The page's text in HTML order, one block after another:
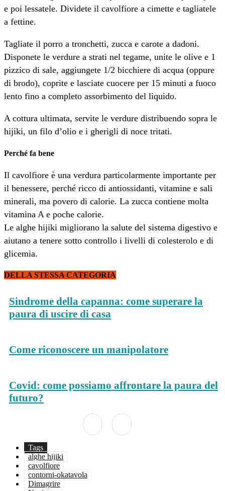
e poi lessatele. Dividete il cavolfiore a cimette e tagliatele
a fettine.
Tagliate il porro a tronchetti, zucca e carote a dadoni.
Disponete le verdure a strati nel tegame, unite le olive e 1
pizzico di sale, aggiungete 1/2 bicchiere di acqua (oppure
di brodo), coprite e lasciate cuocere per 15 minuti a fuoco
lento fino a completo assorbimento del liquido.
A cottura ultimata, servite le verdure distribuendo sopra le
hijiki, un filo d’olio e i gherigli di noce tritati.
Perché fa bene
Il cavolfiore è una verdura particolarmente importante per
il benessere, perché ricco di antiossidanti, vitamine e sali
minerali, ma povero di calorie. La zucca contiene molta
vitamina A e poche calorie.
Le alghe hijiki migliorano la salute del sistema digestivo e
aiutano a tenere sotto controllo i livelli di colesterolo e di
glicemia.
DELLA STESSA CATEGORIA
Sindrome della capanna: come superare la
paura di uscire di casa
Come riconoscere un manipolatore
Covid: come possiamo affrontare la paura del
futuro?
Tags
alghe hijiki
cavolfiore
contorni-okatavola
Dimagrire